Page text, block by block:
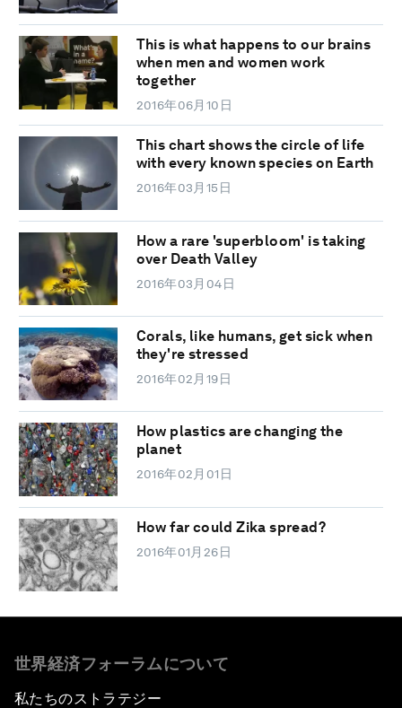
This is what happens to our brains
when men and women work
together
2016年06月10日
This chart shows the circle of life
with every known species on Earth
2016年03月15日
How a rare 'superbloom' is taking
over Death Valley
2016年03月04日
Corals, like humans, get sick when
they're stressed
2016年02月19日
How plastics are changing the
planet
2016年02月01日
How far could Zika spread?
2016年01月26日
世界経済フォーラムについて
私たちのストラテジー